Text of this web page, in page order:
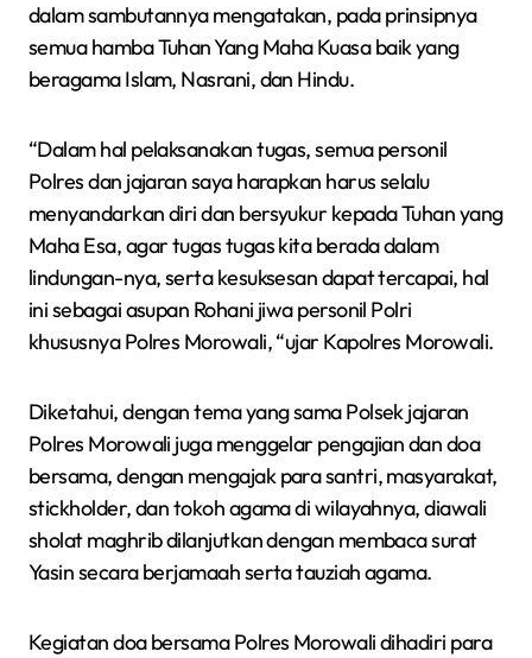
dalam sambutannya mengatakan, pada prinsipnya
semua hamba Tuhan Yang Maha Kuasa baik yang
beragama Islam, Nasrani, dan Hindu.
“Dalam hal pelaksanakan tugas, semua personil
Polres dan jajaran saya harapkan harus selalu
menyandarkan diri dan bersyukur kepada Tuhan yang
Maha Esa, agar tugas tugas kita berada dalam
lindungan-nya, serta kesuksesan dapat tercapai, hal
ini sebagai asupan Rohani jiwa personil Polri
khususnya Polres Morowali, “ujar Kapolres Morowali.
Diketahui, dengan tema yang sama Polsek jajaran
Polres Morowali juga menggelar pengajian dan doa
bersama, dengan mengajak para santri, masyarakat,
stickholder, dan tokoh agama di wilayahnya, diawali
sholat maghrib dilanjutkan dengan membaca surat
Yasin secara berjamaah serta tauziah agama.
Kegiatan doa bersama Polres Morowali dihadiri para